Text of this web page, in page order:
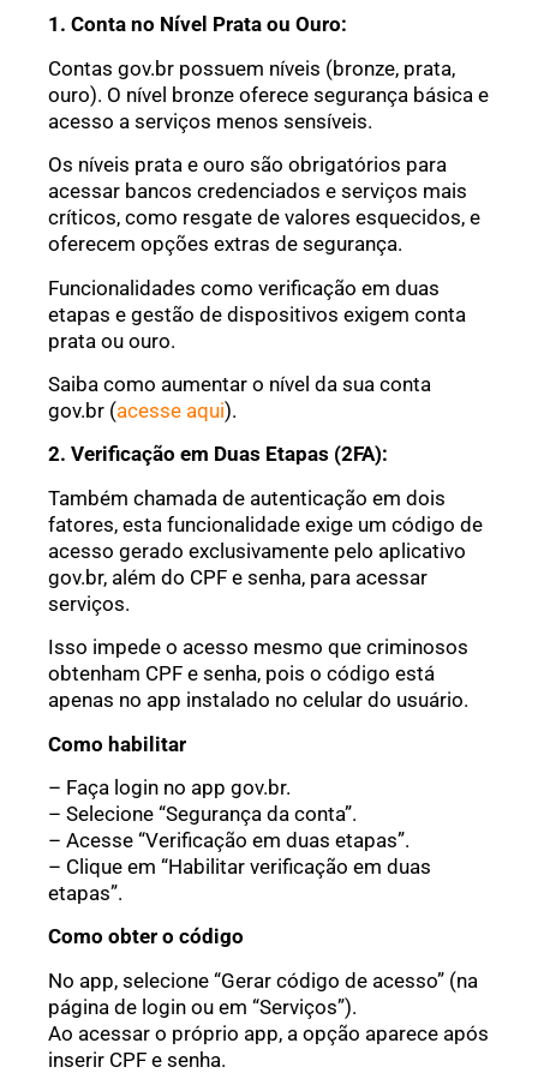
1. Conta no Nível Prata ou Ouro:
Contas gov.br possuem níveis (bronze, prata,
ouro). O nível bronze oferece segurança básica e
acesso a serviços menos sensíveis.
Os níveis prata e ouro são obrigatórios para
acessar bancos credenciados e serviços mais
críticos, como resgate de valores esquecidos, e
oferecem opções extras de segurança.
Funcionalidades como verificação em duas
etapas e gestão de dispositivos exigem conta
prata ou ouro.
Saiba como aumentar o nível da sua conta
gov.br (acesse aqui).
2. Verificação em Duas Etapas (2FA):
Também chamada de autenticação em dois
fatores, esta funcionalidade exige um código de
acesso gerado exclusivamente pelo aplicativo
gov.br, além do CPF e senha, para acessar
serviços.
Isso impede o acesso mesmo que criminosos
obtenham CPF e senha, pois o código está
apenas no app instalado no celular do usuário.
Como habilitar
– Faça login no app gov.br.
– Selecione “Segurança da conta”.
– Acesse “Verificação em duas etapas”.
– Clique em “Habilitar verificação em duas
etapas”.
Como obter o código
No app, selecione “Gerar código de acesso” (na
página de login ou em “Serviços”).
Ao acessar o próprio app, a opção aparece após
inserir CPF e senha.